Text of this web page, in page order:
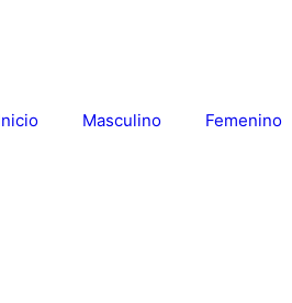
Masculino Femenino